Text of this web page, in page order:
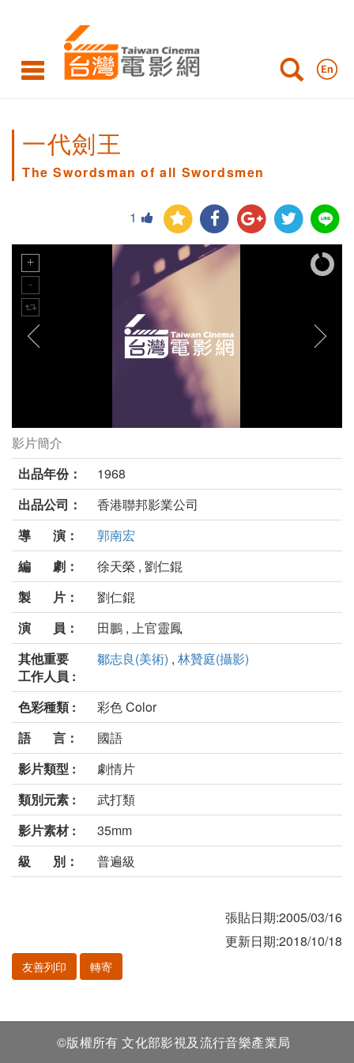
一代劍王
The Swordsman of all Swordsmen
1
一代劍王劇照
影片簡介
出品年份：
1968
出品公司：
香港聯邦影業公司
導 演：
郭南宏
編 劇：
徐天榮 , 劉仁錕
製 片：
劉仁錕
演 員：
田鵬 , 上官靈鳳
其他重要
工作人員 :
鄒志良(美術) , 林贊庭(攝影)
色彩種類 :
彩色 Color
語 言：
國語
影片類型 :
劇情片
類別元素 :
武打類
影片素材 :
35mm
級 別：
普遍級
張貼日期:2005/03/16
更新日期:2018/10/18
友善列印 轉寄
©版權所有 文化部影視及流行音樂產業局